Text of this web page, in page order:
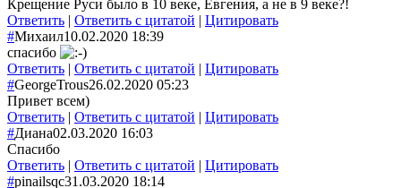
Крещение Руси было в 10 веке, Евгения, а не в 9 веке?!
Ответить | Ответить с цитатой | Цитировать
#Михаил10.02.2020 18:39
спасибо
Ответить | Ответить с цитатой | Цитировать
#GeorgeTrous26.02.2020 05:23
Привет всем)
Ответить | Ответить с цитатой | Цитировать
#Диана02.03.2020 16:03
Спасибо
Ответить | Ответить с цитатой | Цитировать
#pinailsqc31.03.2020 18:14